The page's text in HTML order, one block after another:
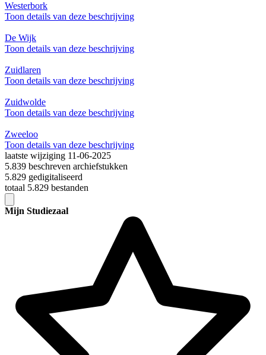
Westerbork
Toon details van deze beschrijving
De Wijk
Toon details van deze beschrijving
Zuidlaren
Toon details van deze beschrijving
Zuidwolde
Toon details van deze beschrijving
Zweeloo
Toon details van deze beschrijving
laatste wijziging 11-06-2025
5.839 beschreven archiefstukken
5.829 gedigitaliseerd
totaal 5.829 bestanden
Mijn Studiezaal